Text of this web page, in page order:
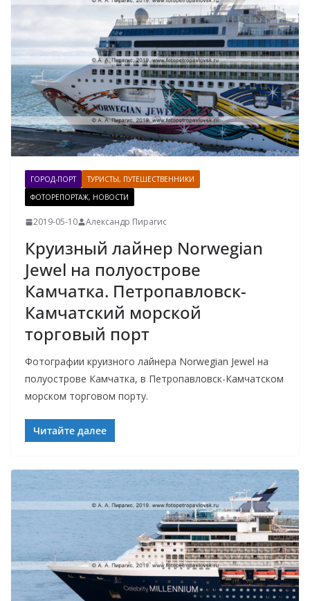
ГОРОД-ПОРТ
ТУРИСТЫ, ПУТЕШЕСТВЕННИКИ
ФОТОРЕПОРТАЖ, НОВОСТИ
2019-05-10 Александр Пирагис
Круизный лайнер Norwegian
Jewel на полуострове
Камчатка. Петропавловск-
Камчатский морской
торговый порт
Фотографии круизного лайнера Norwegian Jewel на
полуострове Камчатка, в Петропавловск-Камчатском
морском торговом порту.
Читайте далее